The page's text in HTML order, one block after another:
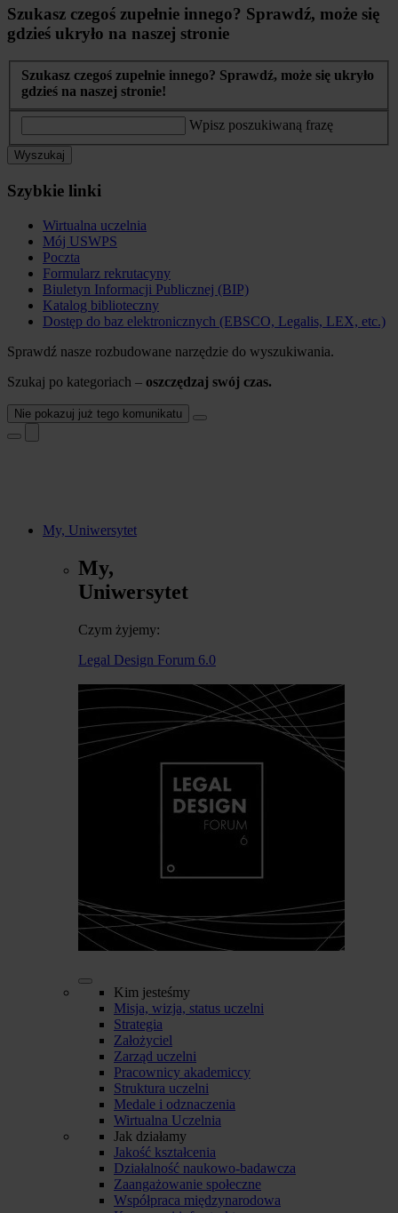
Szukasz czegoś zupełnie innego? Sprawdź, może się
gdzieś ukryło na naszej stronie
Szukasz czegoś zupełnie innego? Sprawdź, może się ukryło
gdzieś na naszej stronie!
Wpisz poszukiwaną frazę
Wyszukaj
Szybkie linki
Wirtualna uczelnia
Mój USWPS
Poczta
Formularz rekrutacyny
Biuletyn Informacji Publicznej (BIP)
Katalog biblioteczny
Dostęp do baz elektronicznych (EBSCO, Legalis, LEX, etc.)
Sprawdź nasze rozbudowane narzędzie do wyszukiwania.
Szukaj po kategoriach – oszczędzaj swój czas.
Nie pokazuj już tego komunikatu
My, Uniwersytet
My,
Uniwersytet
Czym żyjemy:
Legal Design Forum 6.0
Kim jesteśmy
Misja, wizja, status uczelni
Strategia
Założyciel
Zarząd uczelni
Pracownicy akademiccy
Struktura uczelni
Medale i odznaczenia
Wirtualna Uczelnia
Jak działamy
Jakość kształcenia
Działalność naukowo-badawcza
Zaangażowanie społeczne
Współpraca międzynarodowa